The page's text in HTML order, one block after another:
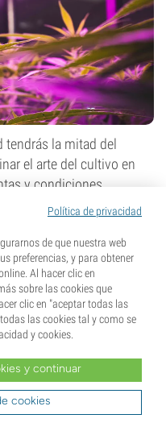
tendrás la mitad del
el arte del cultivo en
y condiciones
clave para que
muchos cogollos.
es crucial. Las luces
de ventajas, pero mucha
energética y
en climas estables, así
Política de privacidad
de que nuestra web
preferencias, y para obtener
Al hacer clic en
sobre las cookies que
clic en "aceptar todas las
las cookies tal y como se
y cookies.
y continuar
cookies